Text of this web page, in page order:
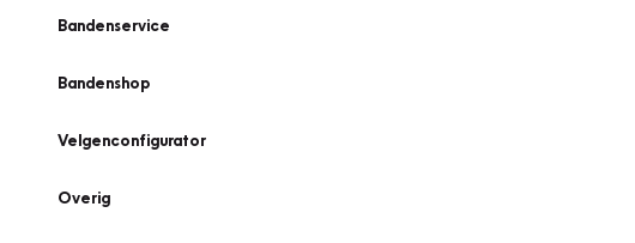
Bandenservice
Bandenshop
Velgenconfigurator
Overig